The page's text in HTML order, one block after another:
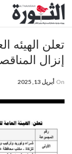
تعلن الهيئه
إنزال المناقصة
On أبريل 13, 2025